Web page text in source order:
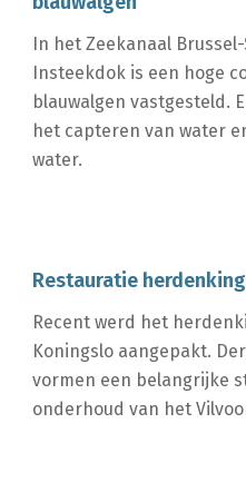
In het Zeekanaal
Insteekdok is een hoge
blauwalgen vastgesteld.
het capteren van water
water.
Restauratie
Recent werd het
Koningslo aangepakt.
vormen een belangrijke
onderhoud van het